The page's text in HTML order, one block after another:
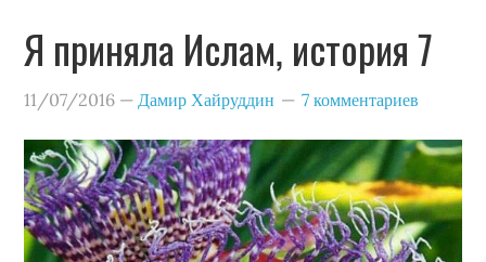
Я приняла Ислам, история 7
11/07/2016 —Дамир Хайруддин 7 комментариев